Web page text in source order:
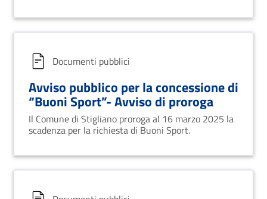
Documenti pubblici
Avviso pubblico per la concessione di
“Buoni Sport”- Avviso di proroga
Il Comune di Stigliano proroga al 16 marzo 2025 la
scadenza per la richiesta di Buoni Sport.